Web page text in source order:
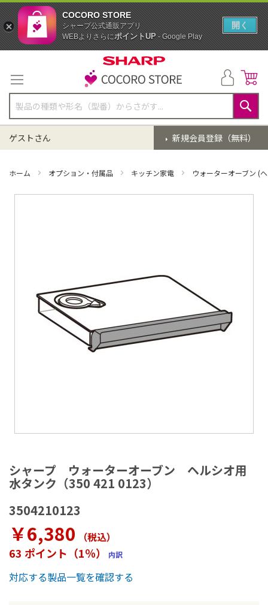
テ
ン
ツ
に
ス
キ
ッ
検
索
新規会員登録（無料）
ゲストさん
ホーム オプション・付属品 キッチン家電 ウォーターオーブン (
シャープ ウォーターオーブン ヘルシオ用
水タンク（350 421 0123）
3504210123
￥6,380 （税込）
63 ポイント（1％） 内訳
対応する製品一覧を確認する
メ
ー
ジ
ャ
リ
ー
の
最
初
COCORO STORE
シャープ公式通販アプリ
WEBよりさらにポイントUP- Google Play
開く